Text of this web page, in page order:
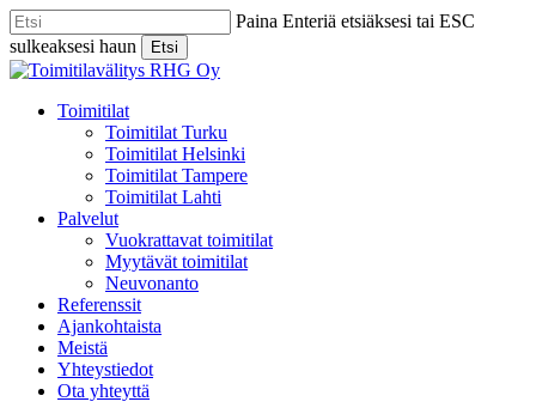
Skip
to
main
content
Paina Enteriä etsiäksesi tai ESC
sulkeaksesi haun
Etsi
Close
Menu
Toimitilat
Toimitilat Turku
Toimitilat Helsinki
Toimitilat Tampere
Toimitilat Lahti
Palvelut
Vuokrattavat toimitilat
Myytävät toimitilat
Neuvonanto
Referenssit
Ajankohtaista
Meistä
Yhteystiedot
Ota yhteyttä